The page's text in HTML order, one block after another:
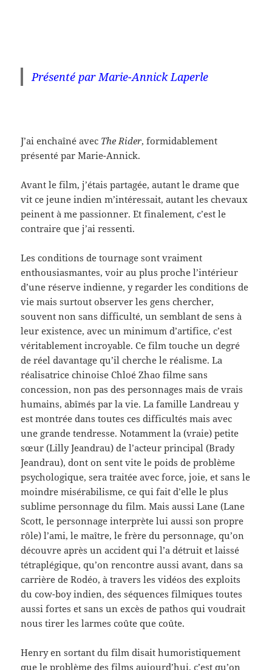
Présenté par Marie-Annick Laperle
J’ai enchaîné avec The Rider, formidablement
présenté par Marie-Annick.
Avant le film, j’étais partagée, autant le drame que
vit ce jeune indien m’intéressait, autant les chevaux
peinent à me passionner. Et finalement, c’est le
contraire que j’ai ressenti.
Les conditions de tournage sont vraiment
enthousiasmantes, voir au plus proche l’intérieur
d’une réserve indienne, y regarder les conditions de
vie mais surtout observer les gens chercher,
souvent non sans difficulté, un semblant de sens à
leur existence, avec un minimum d’artifice, c’est
véritablement incroyable. Ce film touche un degré
de réel davantage qu’il cherche le réalisme. La
réalisatrice chinoise Chloé Zhao filme sans
concession, non pas des personnages mais de vrais
humains, abîmés par la vie. La famille Landreau y
est montrée dans toutes ces difficultés mais avec
une grande tendresse. Notamment la (vraie) petite
sœur (Lilly Jeandrau) de l’acteur principal (Brady
Jeandrau), dont on sent vite le poids de problème
psychologique, sera traitée avec force, joie, et sans le
moindre misérabilisme, ce qui fait d’elle le plus
sublime personnage du film. Mais aussi Lane (Lane
Scott, le personnage interprète lui aussi son propre
rôle) l’ami, le maître, le frère du personnage, qu’on
découvre après un accident qui l’a détruit et laissé
tétraplégique, qu’on rencontre aussi avant, dans sa
carrière de Rodéo, à travers les vidéos des exploits
du cow-boy indien, des séquences filmiques toutes
aussi fortes et sans un excès de pathos qui voudrait
nous tirer les larmes coûte que coûte.
Henry en sortant du film disait humoristiquement
que le problème des films aujourd’hui, c’est qu’on